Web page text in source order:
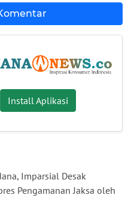
Install Aplikasi
Imparsial Desak
Pengamanan Jaksa oleh